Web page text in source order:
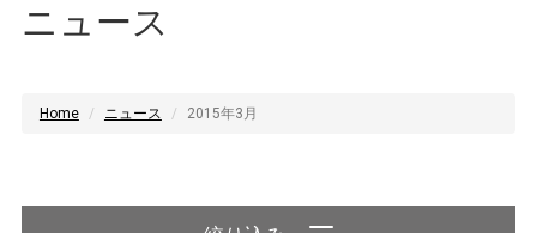
ニュース
Home ニュース 2015年3月